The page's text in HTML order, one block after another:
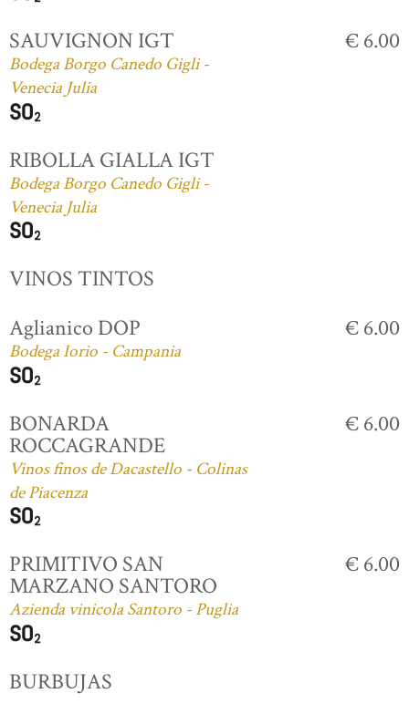
SAUVIGNON IGT
Bodega Borgo Canedo Gigli -
Venecia Julia
€ 6.00
RIBOLLA GIALLA IGT
Bodega Borgo Canedo Gigli -
Venecia Julia
VINOS TINTOS
Aglianico DOP
Bodega Iorio - Campania
€ 6.00
BONARDA
ROCCAGRANDE
Vinos finos de Dacastello - Colinas
de Piacenza
€ 6.00
PRIMITIVO SAN
MARZANO SANTORO
Azienda vinicola Santoro - Puglia
€ 6.00
BURBUJAS